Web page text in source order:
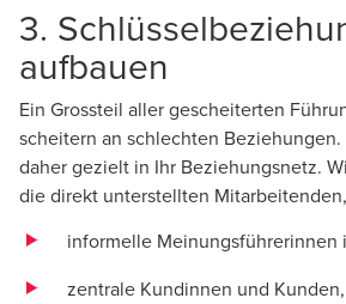
3.
aufbauen
Ein Grossteil aller gescheiterten
scheitern an schlechten
daher gezielt in Ihr Beziehungsnetz.
die direkt unterstellten
informelle Meinungsführerinnen
zentrale Kundinnen und Kunden,